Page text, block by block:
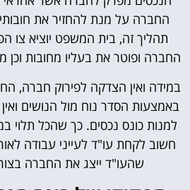
החברה על מנת להחזיר את
תהליך זה, בית המשפט יוציא צו
החברה ופוטר את בעליו מחובות וכן
במידה ואין הצדקה לפירוק חברה,
באמצעות הסדר נוח מול הנושים
למנות כונס נכסים. כך שהכל
חשוב לקחת עו"ד לעייני עבודה
שהעו"ד ייצג את החברה